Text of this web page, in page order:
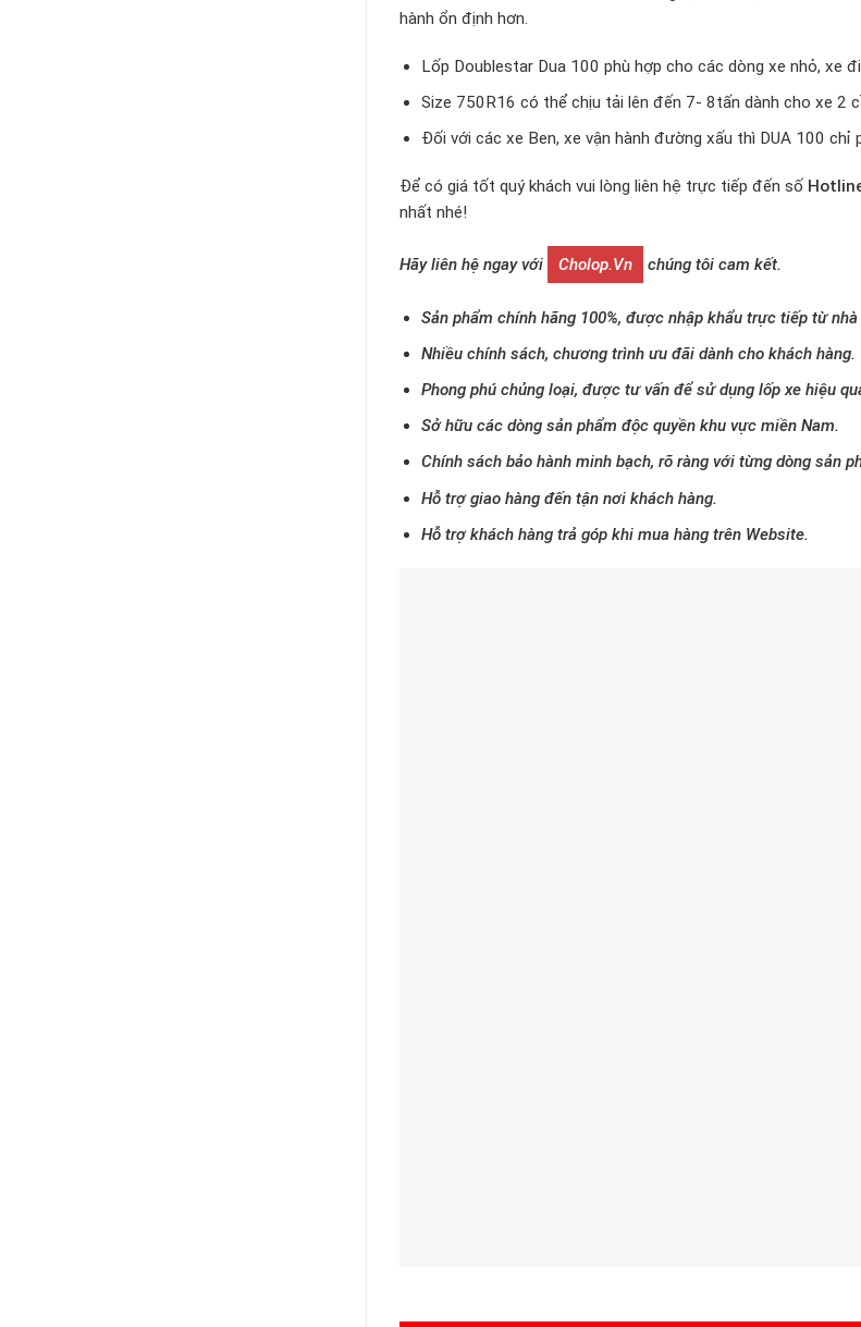
hành ổn định hơn.
Lốp Doublestar Dua 100 phù hợp cho các dòng xe nhỏ, xe
Size 750R16 có thể chịu tải lên đến 7- 8tấn dành cho xe 2
Đối với các xe Ben, xe vận hành đường xấu thì DUA 100 chỉ
Để có giá tốt quý khách vui lòng liên hệ trực tiếp đến số
nhất nhé!
Hãy liên hệ ngay với Cholop.vn chúng tôi cam kết.
Sản phẩm chính hãng 100%, được nhập khẩu trực tiếp từ nhà
Nhiều chính sách, chương trình ưu đãi dành cho khách hàng.
Phong phú chủng loại, được tư vấn để sử dụng lốp xe hiệu
Sở hữu các dòng sản phẩm độc quyền khu vực miền Nam.
Chính sách bảo hành minh bạch, rõ ràng với từng dòng sản
Hỗ trợ giao hàng đến tận nơi khách hàng.
Hỗ trợ khách hàng trả góp khi mua hàng trên Website.